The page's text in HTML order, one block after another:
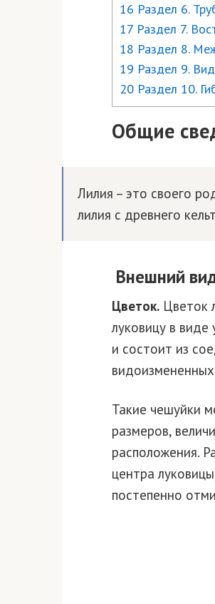
16 Раздел 6.
17 Раздел 7.
18 Раздел 8.
19 Раздел 9.
20 Раздел 10.
Общие
Лилия – это своего
лилия с древнего
Внешний
Цветок. Цветок
луковицу в виде
и состоит из
видоизмененных
Такие чешуйки
размеров,
расположения.
центра
постепенно